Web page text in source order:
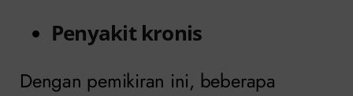
Penyakit kronis
Dengan pemikiran ini, beberapa